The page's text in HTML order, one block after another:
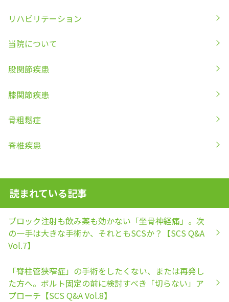
リハビリテーション
当院について
股関節疾患
膝関節疾患
骨粗鬆症
脊椎疾患
読まれている記事
ブロック注射も飲み薬も効かない「坐骨神経痛」。次
の一手は大きな手術か、それともSCSか？【SCS Q&A
Vol.7】
「脊柱管狭窄症」の手術をしたくない、または再発し
た方へ。ボルト固定の前に検討すべき「切らない」ア
プローチ【SCS Q&A Vol.8】